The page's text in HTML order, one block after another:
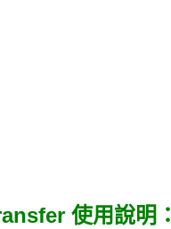
使用說明：